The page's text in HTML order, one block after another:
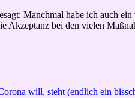
Manchmal habe ich auch
Akzeptanz bei den vielen
will, steht (endlich ein